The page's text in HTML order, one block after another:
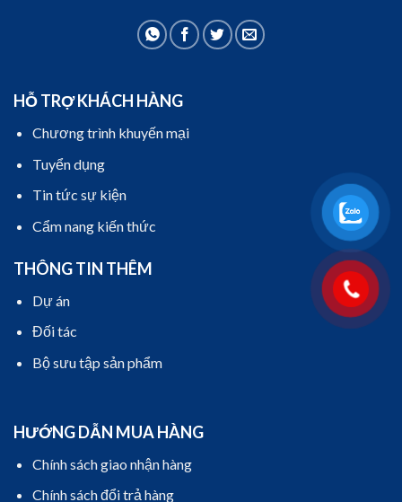
HỖ TRỢ KHÁCH HÀNG
Chương trình khuyến mại
Tuyển dụng
Tin tức sự kiện
Cẩm nang kiến thức
THÔNG TIN THÊM
Dự án
Đối tác
Bộ sưu tập sản phẩm
HƯỚNG DẪN MUA HÀNG
Chính sách giao nhận hàng
Chính sách đổi trả hàng